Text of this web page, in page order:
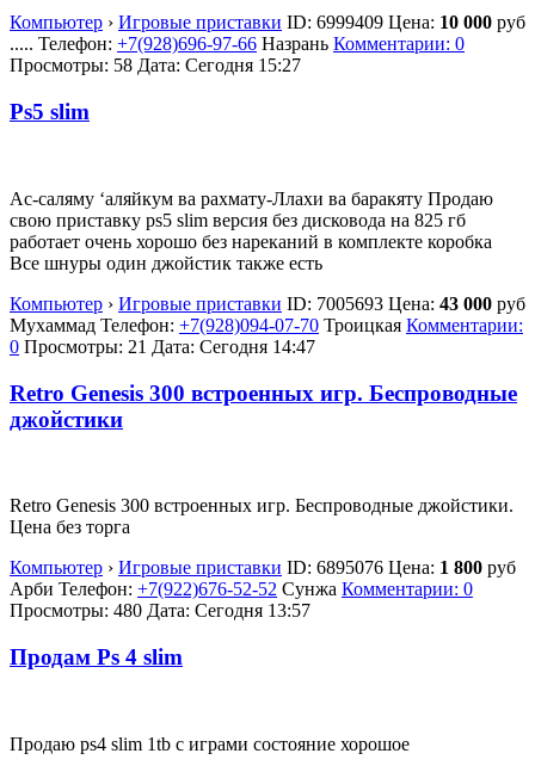
Компьютер › Игровые приставки ID: 6999409 Цена: 10 000 руб
..... Телефон: +7(928)696-97-66 Назрань Комментарии: 0
Просмотры: 58 Дата: Сегодня 15:27
Ps5 slim
Ас-саляму ‘аляйкум ва рахмату-Ллахи ва баракяту Продаю
свою приставку ps5 slim версия без дисковода на 825 гб
работает очень хорошо без нареканий в комплекте коробка
Все шнуры один джойстик также есть
Компьютер › Игровые приставки ID: 7005693 Цена: 43 000 руб
Мухаммад Телефон: +7(928)094-07-70 Троицкая Комментарии:
0 Просмотры: 21 Дата: Сегодня 14:47
Retro Genesis 300 встроенных игр. Беспроводные
джойстики
Retro Genesis 300 встроенных игр. Беспроводные джойстики.
Цена без торга
Компьютер › Игровые приставки ID: 6895076 Цена: 1 800 руб
Арби Телефон: +7(922)676-52-52 Сунжа Комментарии: 0
Просмотры: 480 Дата: Сегодня 13:57
Продам Ps 4 slim
Продаю ps4 slim 1tb с играми состояние хорошое